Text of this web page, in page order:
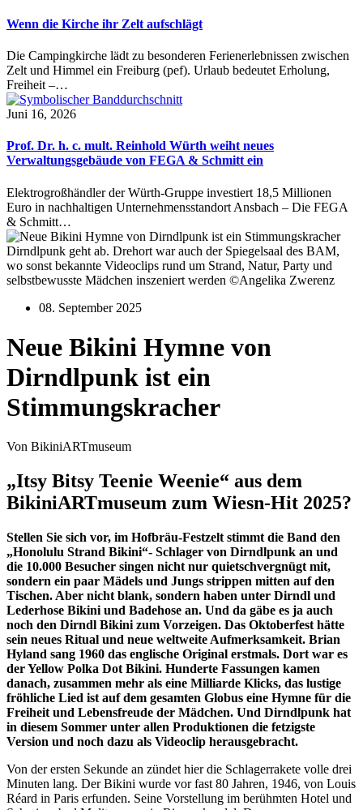
Wenn die Kirche ihr Zelt aufschlägt
Die Campingkirche lädt zu besonderen Ferienerlebnissen zwischen
Zelt und Himmel ein Freiburg (pef). Urlaub bedeutet Erholung,
Freiheit –…
Juni 16, 2026
Prof. Dr. h. c. mult. Reinhold Würth weiht neues
Verwaltungsgebäude von FEGA & Schmitt ein
Elektrogroßhändler der Würth-Gruppe investiert 18,5 Millionen
Euro in nachhaltigen Unternehmensstandort Ansbach – Die FEGA
& Schmitt…
Dirndlpunk geht ab. Drehort war auch der Spiegelsaal des BAM,
wo sonst bekannte Videoclips rund um Strand, Natur, Party und
selbstbewusste Mädchen inszeniert werden ©Angelika Zwerenz
08. September 2025
Neue Bikini Hymne von
Dirndlpunk ist ein
Stimmungskracher
Von BikiniARTmuseum
„Itsy Bitsy Teenie Weenie“ aus dem
BikiniARTmuseum zum Wiesn-Hit 2025?
Stellen Sie sich vor, im Hofbräu-Festzelt stimmt die Band den
„Honolulu Strand Bikini“- Schlager von Dirndlpunk an und
die 10.000 Besucher singen nicht nur quietschvergnügt mit,
sondern ein paar Mädels und Jungs strippen mitten auf den
Tischen. Aber nicht blank, sondern haben unter Dirndl und
Lederhose Bikini und Badehose an. Und da gäbe es ja auch
noch den Dirndl Bikini zum Vorzeigen. Das Oktoberfest hätte
sein neues Ritual und neue weltweite Aufmerksamkeit. Brian
Hyland sang 1960 das englische Original erstmals. Dort war es
der Yellow Polka Dot Bikini. Hunderte Fassungen kamen
danach, zusammen mehr als eine Milliarde Klicks, das lustige
fröhliche Lied ist auf dem gesamten Globus eine Hymne für die
Freiheit und Lebensfreude der Mädchen. Und Dirndlpunk hat
in diesem Sommer unter allen Produktionen die fetzigste
Version und noch dazu als Videoclip herausgebracht.
Von der ersten Sekunde an zündet hier die Schlagerrakete volle drei
Minuten lang. Der Bikini wurde vor fast 80 Jahren, 1946, von Louis
Réard in Paris erfunden. Seine Vorstellung im berühmten Hotel und